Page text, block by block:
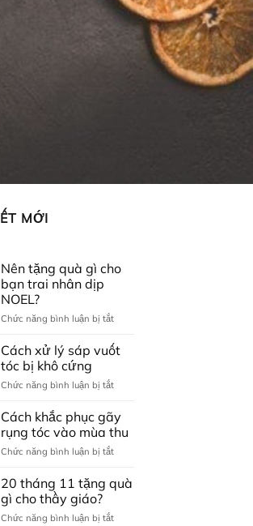
MỚI
Nên tặng quà gì cho
bạn trai nhân dịp
NOEL?
Chức năng bình luận bị tắtở
tặng
quà
cho
trai
nhân
dịp
NOEL?
Cách xử lý sáp vuốt
tóc bị khô cứng
Chức năng bình luận bị tắtở
lý
sáp
vuốt
bị
khô
Cách khắc phục gãy
rụng tóc vào mùa thu
Chức năng bình luận bị tắtở
khắc
phục
rụng
20 tháng 11 tặng quà
gì cho thầy giáo?
Chức năng bình luận bị tắtở